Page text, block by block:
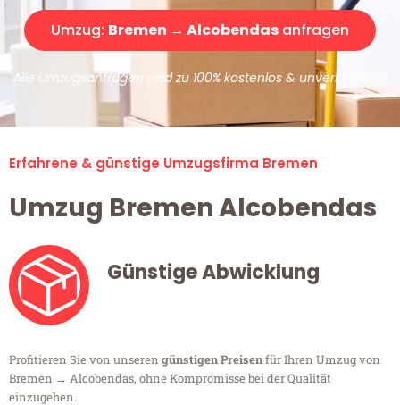
Umzug: Bremen → Alcobendas anfragen
Alle Umzugsanfragen sind zu 100% kostenlos & unverbindlich!
Erfahrene & günstige Umzugsfirma Bremen
Umzug Bremen Alcobendas
Günstige Abwicklung
Profitieren Sie von unseren günstigen Preisenfür Ihren Umzug von
Bremen → Alcobendas, ohne Kompromisse bei der Qualität
einzugehen.